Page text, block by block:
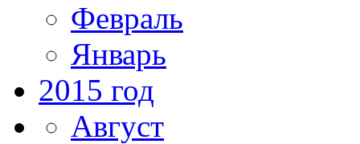
Февраль
Январь
2015 год
Август